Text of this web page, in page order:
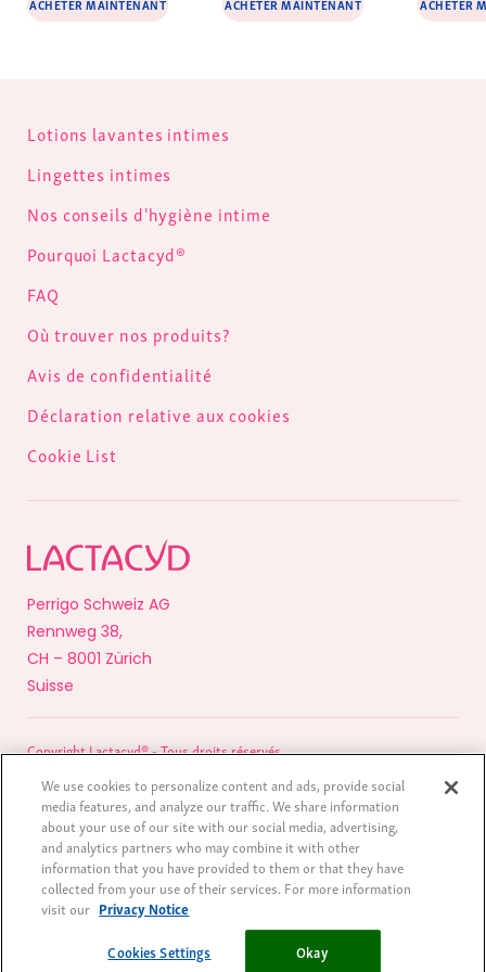
Acheter maintenant
ACHETER MAINTENANT ACHETER MAINTENANT ACHETER
Perrigo Schweiz AG
Rennweg 38,
CH – 8001 Zürich
Suisse
Lotions lavantes intimes
Lingettes intimes
Nos conseils d'hygiène intime
Pourquoi Lactacyd®
FAQ
Où trouver nos produits?
Avis de confidentialité
Déclaration relative aux cookies
Cookie List
Copyright Lactacyd® - Tous droits réservés
Mentions légales
“Intimate Hygiene Brand: N. 1 in the world”:Nicholas Hall, global OTC
database DB6, sales in €mn, MAT Q4 2019
Cookies Settings
We use cookies to personalize content and ads, provide social
media features, and analyze our traffic. We share information
about your use of our site with our social media, advertising,
and analytics partners who may combine it with other
information that you have provided to them or that they have
collected from your use of their services. For more information
visit our Privacy Notice
Cookies Settings
Okay